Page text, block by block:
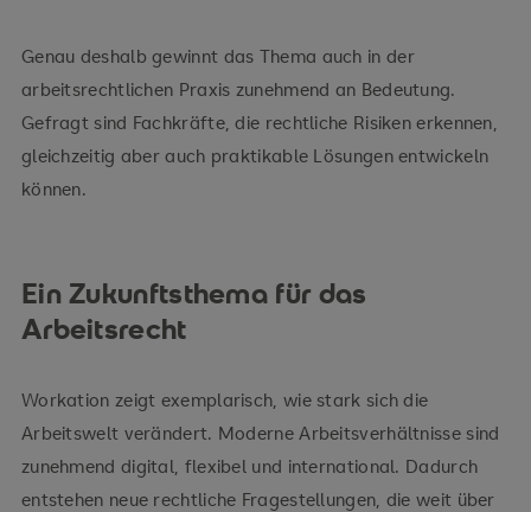
Genau deshalb gewinnt das Thema auch in der
arbeitsrechtlichen Praxis zunehmend an Bedeutung.
Gefragt sind Fachkräfte, die rechtliche Risiken erkennen,
gleichzeitig aber auch praktikable Lösungen entwickeln
können.
Ein Zukunftsthema für das
Arbeitsrecht
Workation zeigt exemplarisch, wie stark sich die
Arbeitswelt verändert. Moderne Arbeitsverhältnisse sind
zunehmend digital, flexibel und international. Dadurch
entstehen neue rechtliche Fragestellungen, die weit über